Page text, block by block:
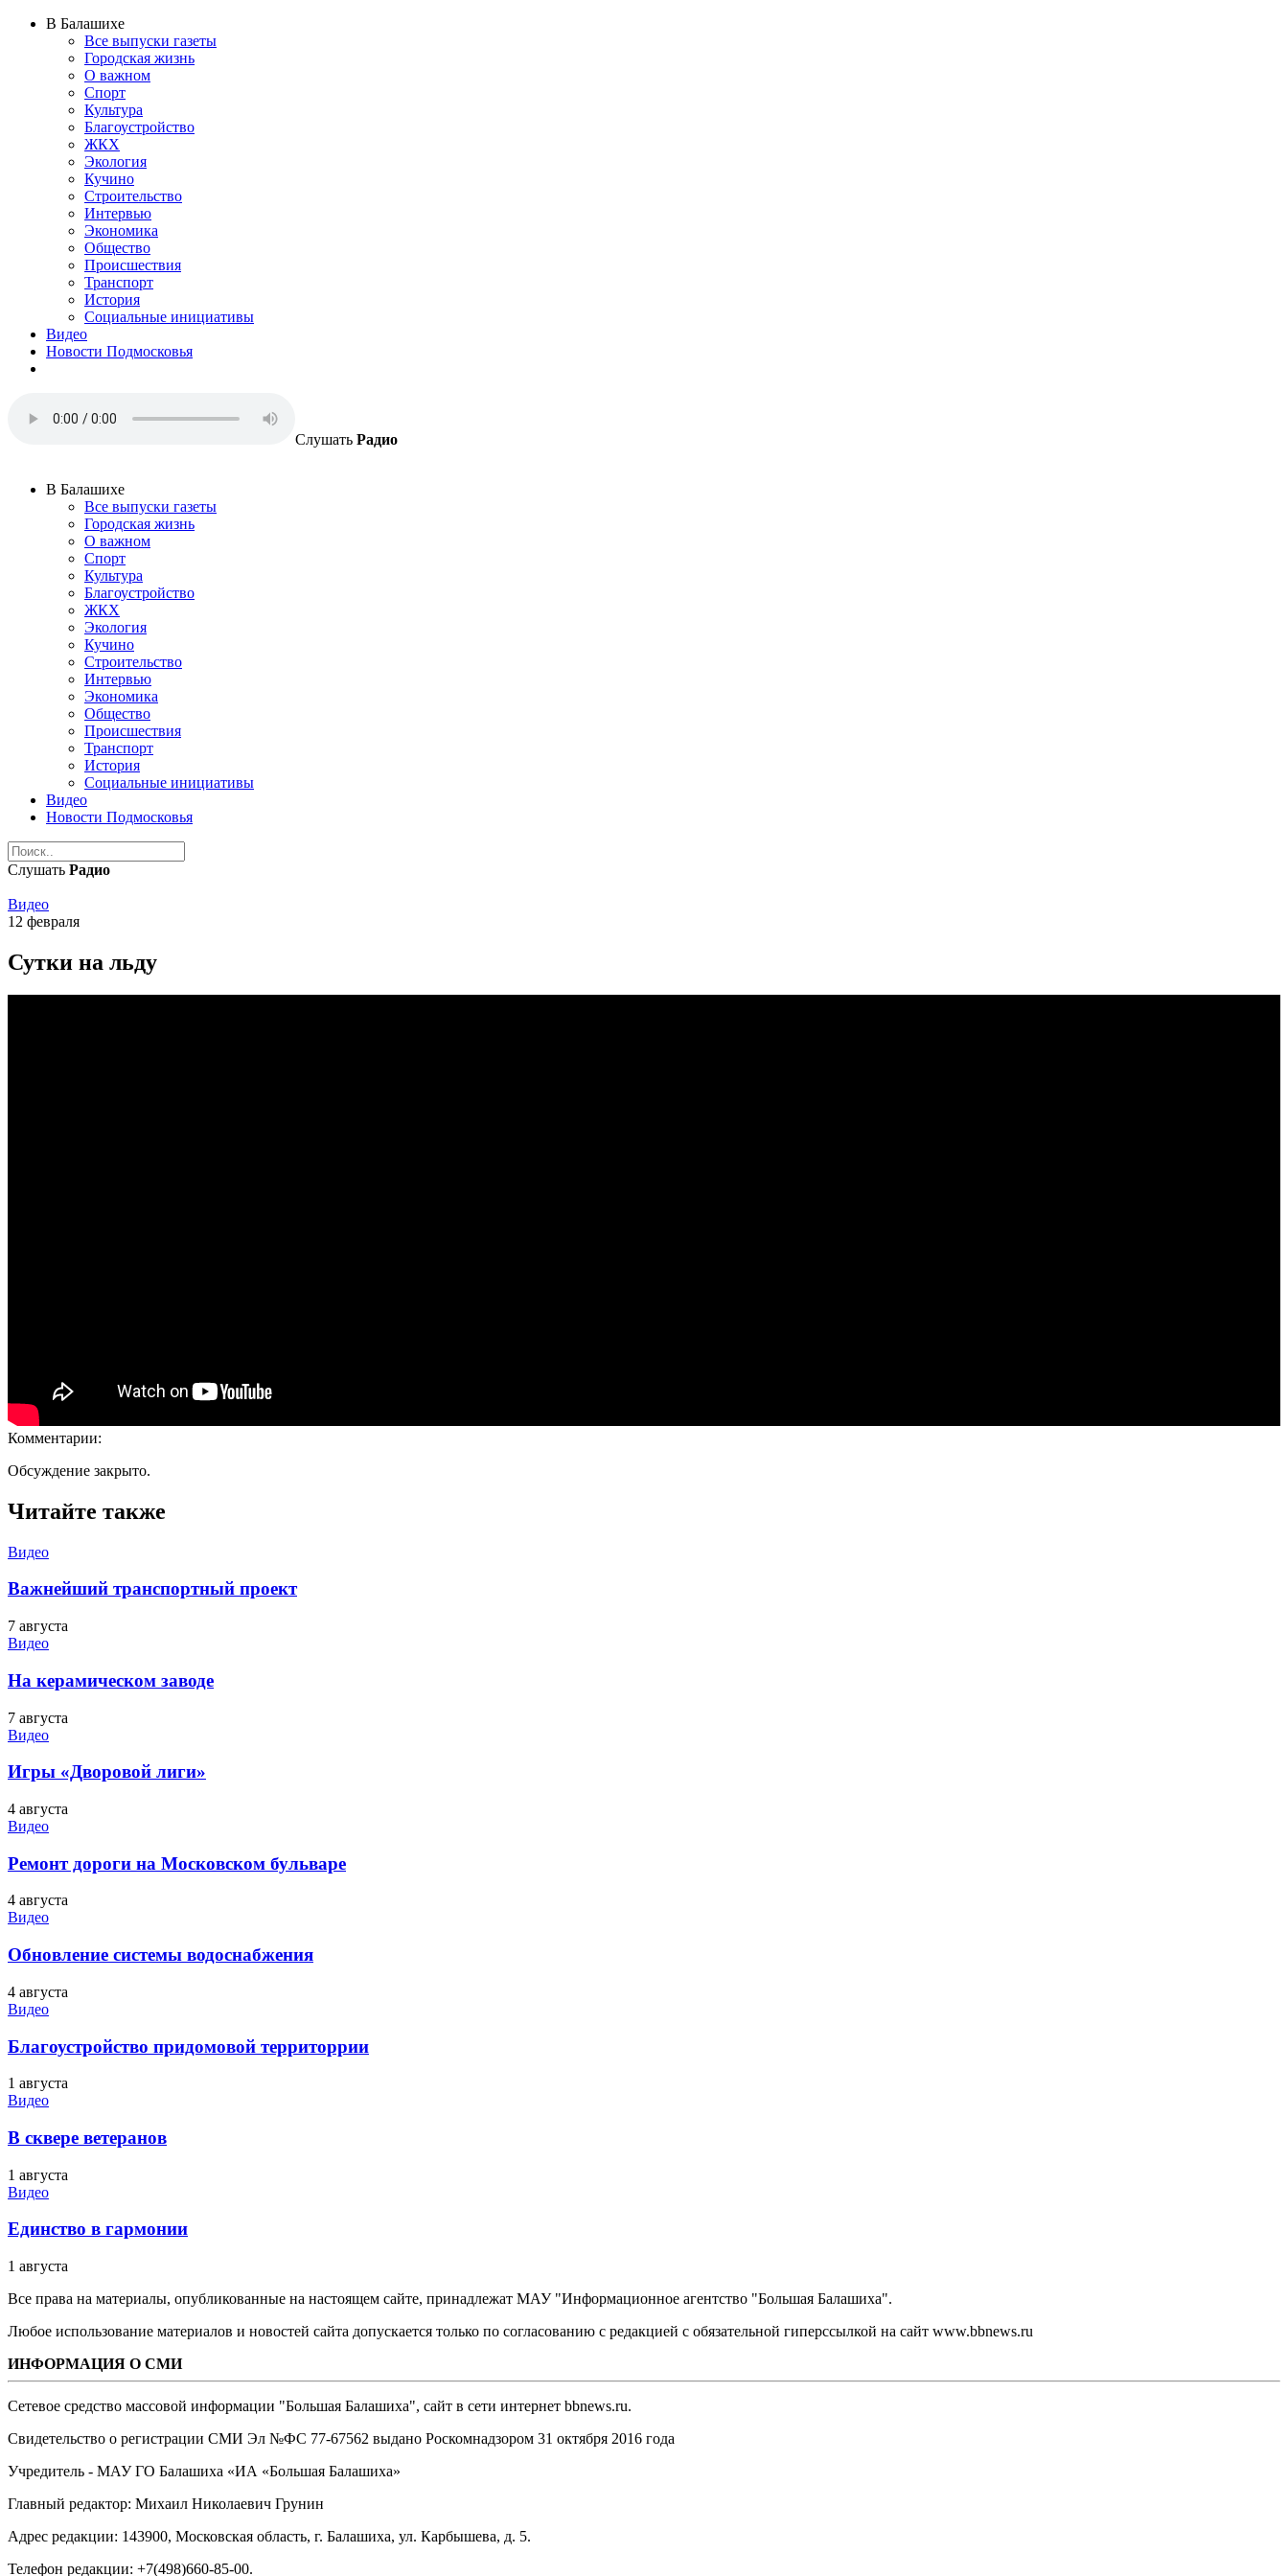
В Балашихе
Все выпуски газеты
Городская жизнь
О важном
Спорт
Культура
Благоустройство
ЖКХ
Экология
Кучино
Строительство
Интервью
Экономика
Общество
Происшествия
Транспорт
История
Социальные инициативы
Видео
Новости Подмосковья
Слушать Радио
В Балашихе
Все выпуски газеты
Городская жизнь
О важном
Спорт
Культура
Благоустройство
ЖКХ
Экология
Кучино
Строительство
Интервью
Экономика
Общество
Происшествия
Транспорт
История
Социальные инициативы
Видео
Новости Подмосковья
Слушать Радио
Видео
12 февраля
Сутки на льду
Комментарии:
Обсуждение закрыто.
Читайте также
Видео
Важнейший транспортный проект
7 августа
Видео
На керамическом заводе
7 августа
Видео
Игры «Дворовой лиги»
4 августа
Видео
Ремонт дороги на Московском бульваре
4 августа
Видео
Обновление системы водоснабжения
4 августа
Видео
Благоустройство придомовой территоррии
1 августа
Видео
В сквере ветеранов
1 августа
Видео
Единство в гармонии
1 августа
Все права на материалы, опубликованные на настоящем сайте, принадлежат МАУ "Информационное агентство "Большая Балашиха".
Любое использование материалов и новостей сайта допускается только по согласованию с редакцией с обязательной гиперссылкой на сайт www.bbnews.ru
ИНФОРМАЦИЯ О СМИ
Сетевое средство массовой информации "Большая Балашиха", сайт в сети интернет bbnews.ru.
Свидетельство о регистрации СМИ Эл №ФС ‎77-67562 выдано Роскомнадзором 31 октября 2016 года
Учредитель - МАУ ГО Балашиха «ИА «Большая Балашиха»
Главный редактор: Михаил Николаевич Грунин
Адрес редакции: 143900, Московская область, г. Балашиха, ул. Карбышева, д. 5.
Телефон редакции: +7(498)660-85-00.